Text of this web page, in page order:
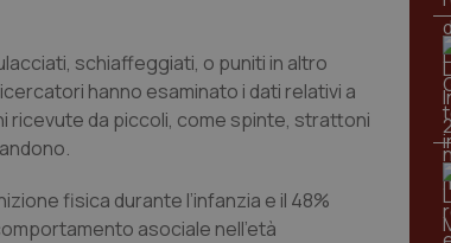
schiaffeggiati, o puniti in altro
hanno esaminato i dati relativi a
ricevute da piccoli, come spinte, strattoni
fisica durante l’infanzia e il 48%
asociale nell’età